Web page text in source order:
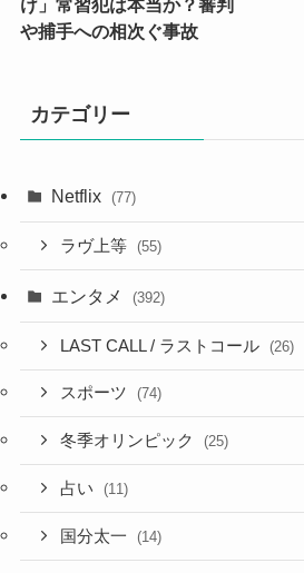
け」常習犯は本当か？審判
や捕手への相次ぐ事故
カテゴリー
Netflix (77)
ラヴ上等 (55)
エンタメ (392)
LAST CALL / ラストコール (26)
スポーツ (74)
冬季オリンピック (25)
占い (11)
国分太一 (14)